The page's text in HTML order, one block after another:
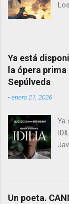
Ya está
la ópera
Sepúlveda
-enero 21, 2026
Ya
Un poeta.